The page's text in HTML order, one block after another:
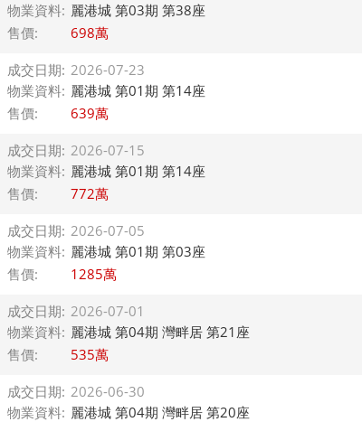
物業資料: 麗港城 第03期 第38座
售價:
698萬
成交日期: 2026-07-23
物業資料: 麗港城 第01期 第14座
售價:
639萬
成交日期: 2026-07-15
物業資料: 麗港城 第01期 第14座
售價:
772萬
成交日期: 2026-07-05
物業資料: 麗港城 第01期 第03座
售價:
1285萬
成交日期: 2026-07-01
物業資料: 麗港城 第04期 灣畔居 第21座
售價:
535萬
成交日期: 2026-06-30
物業資料: 麗港城 第04期 灣畔居 第20座